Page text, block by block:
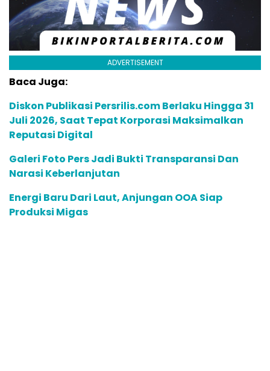
ADVERTISEMENT
Baca Juga:
Diskon Publikasi Persrilis.com Berlaku Hingga 31
Juli 2026, Saat Tepat Korporasi Maksimalkan
Reputasi Digital
Galeri Foto Pers Jadi Bukti Transparansi Dan
Narasi Keberlanjutan
Energi Baru Dari Laut, Anjungan OOA Siap
Produksi Migas